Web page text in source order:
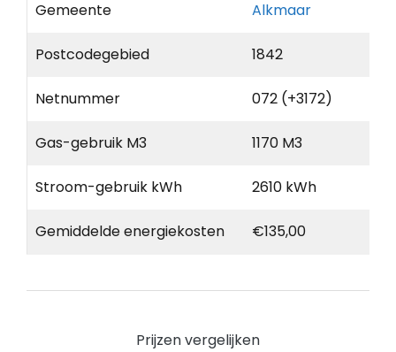
Gemeente Alkmaar
Postcodegebied 1842
Netnummer 072 (+3172)
Gas-gebruik M3 1170 M3
Stroom-gebruik kWh 2610 kWh
Gemiddelde energiekosten €135,00
Prijzen vergelijken